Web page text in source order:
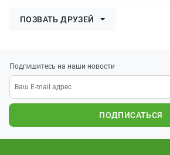
ПОЗВАТЬ ДРУЗЕЙ
Подпишитесь на наши новости
ПОДПИСАТЬСЯ